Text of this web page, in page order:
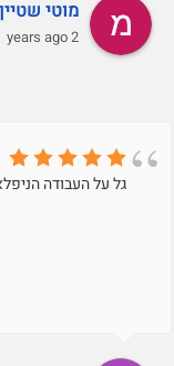
מוטי שטיין
2 years ago
גל על העבודה